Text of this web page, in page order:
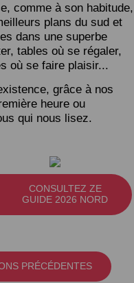
comme à son habitude,
plans du sud et
dans une superbe
tables où se régaler,
où se faire plaisir...
grâce à nos
heure ou
qui nous lisez.
CONSULTEZ ZE
GUIDE 2026 NORD
PRÉCÉDENTES